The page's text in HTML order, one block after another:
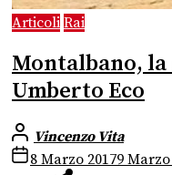
Articoli Rai
Montalbano,
Umberto Eco
Vincenzo Vita
8 Marzo 20179 Marzo